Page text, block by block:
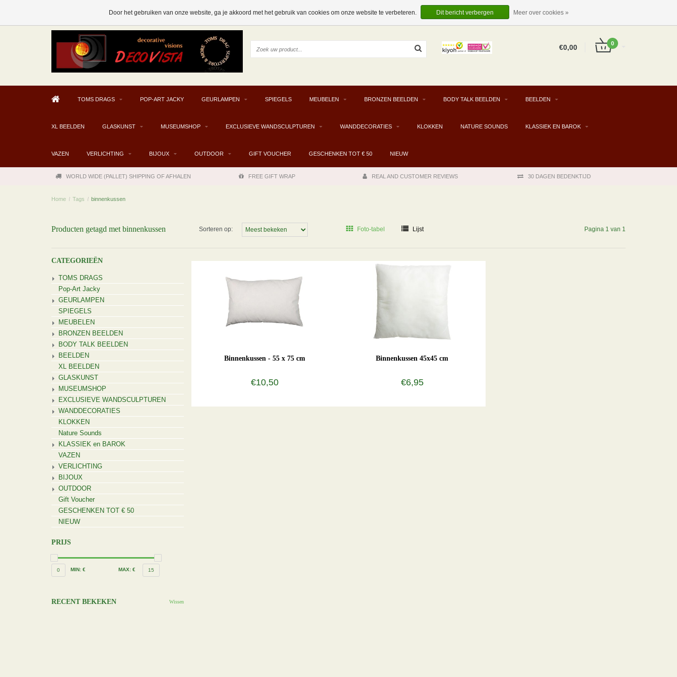
INLOGGEN
EUR
€0,00 0
TOMS DRAGS POP-ART JACKY GEURLAMPEN SPIEGELS MEUBELEN BRONZEN BEELDEN BODY TALK BEELDEN BEELDEN
XL BEELDEN GLASKUNST MUSEUMSHOP EXCLUSIEVE WANDSCULPTUREN WANDDECORATIES KLOKKEN NATURE SOUNDS KLASSIEK EN BAROK
VAZEN VERLICHTING BIJOUX OUTDOOR GIFT VOUCHER GESCHENKEN TOT € 50 NIEUW
WORLD WIDE (PALLET) SHIPPING OF AFHALEN FREE GIFT WRAP REAL AND CUSTOMER REVIEWS 30 DAGEN BEDENKTIJD
Home / Tags / binnenkussen
Producten getagd met binnenkussen Sorteren op: Foto-tabel Lijst Pagina 1 van 1
CATEGORIEËN
TOMS DRAGS
Pop-Art Jacky
GEURLAMPEN
SPIEGELS
MEUBELEN
BRONZEN BEELDEN
BODY TALK BEELDEN
BEELDEN
XL BEELDEN
GLASKUNST
MUSEUMSHOP
EXCLUSIEVE WANDSCULPTUREN
WANDDECORATIES
KLOKKEN
Nature Sounds
KLASSIEK en BAROK
VAZEN
VERLICHTING
BIJOUX
OUTDOOR
Gift Voucher
GESCHENKEN TOT € 50
NIEUW
PRIJS
0 MIN: € MAX: € 15
RECENT BEKEKEN Wissen
Binnenkussen - 55 x 75 cm
€10,50
Binnenkussen 45x45 cm
€6,95
Door het gebruiken van onze website, ga je akkoord met het gebruik van cookies om onze website te verbeteren. Dit bericht verbergen Meer over cookies »